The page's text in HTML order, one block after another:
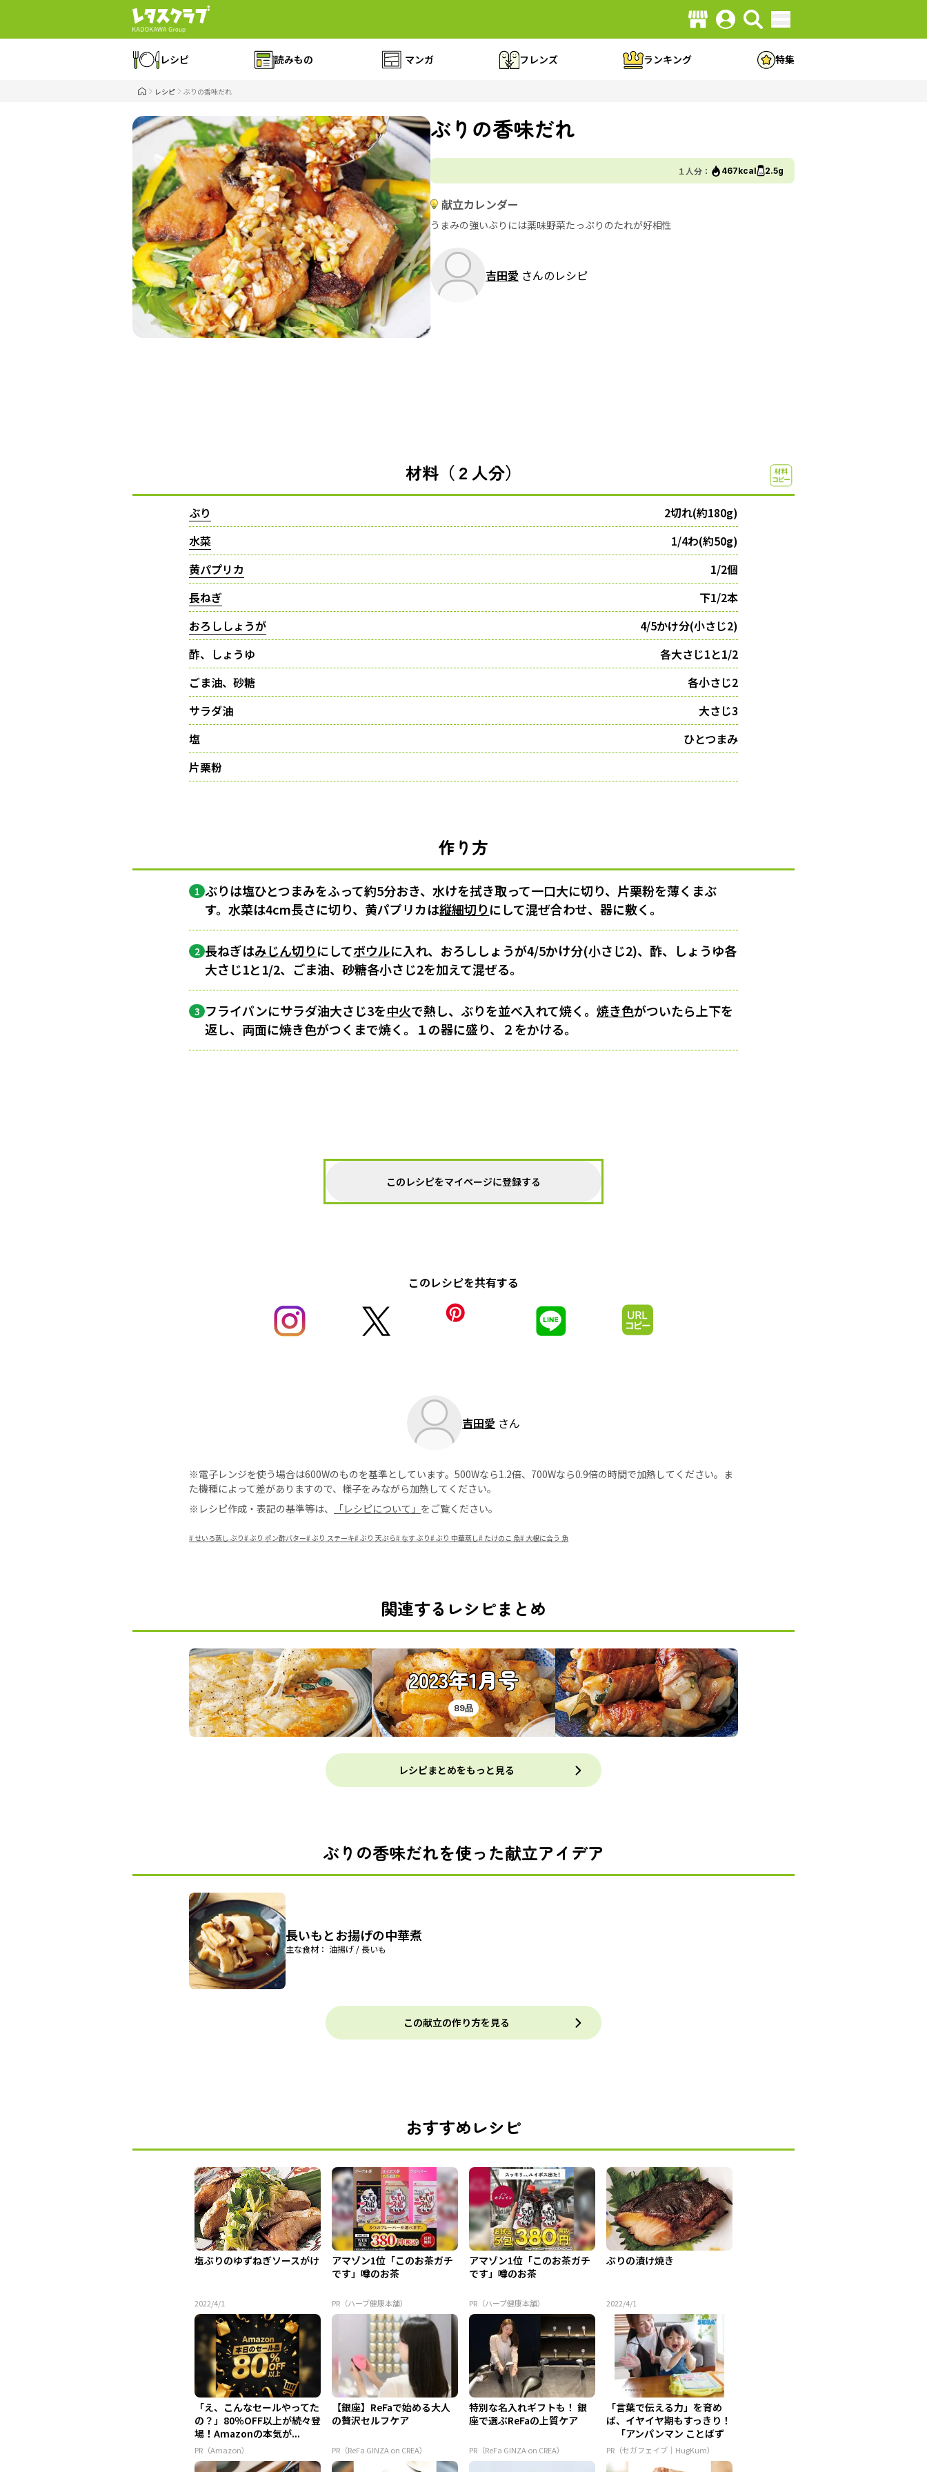
レシピ 読みもの マンガ フレンズ ランキング 特集
レシピ ぶりの香味だれ
ぶりの香味だれ
１人分： 467kcal 2.5g
献立カレンダー
うまみの強いぶりには薬味野菜たっぷりのたれが好相性
吉田愛 さんのレシピ
材料（２人分）
ぶり
2切れ(約180g)
水菜
1/4わ(約50g)
黄パプリカ
1/2個
長ねぎ
下1/2本
おろししょうが
4/5かけ分(小さじ2)
酢、しょうゆ
各大さじ1と1/2
ごま油、砂糖
各小さじ2
サラダ油
大さじ3
塩
ひとつまみ
片栗粉
作り方
1 ぶりは塩ひとつまみをふって約5分おき、水けを拭き取って一口大に切り、片栗粉を薄くまぶ
す。水菜は4cm長さに切り、黄パプリカは縦細切りにして混ぜ合わせ、器に敷く。
2 長ねぎはみじん切りにしてボウルに入れ、おろししょうが4/5かけ分(小さじ2)、酢、しょうゆ各
大さじ1と1/2、ごま油、砂糖各小さじ2を加えて混ぜる。
3 フライパンにサラダ油大さじ3を中火で熱し、ぶりを並べ入れて焼く。焼き色がついたら上下を
返し、両面に焼き色がつくまで焼く。１の器に盛り、２をかける。
このレシピをマイページに登録する
このレシピを共有する
吉田愛 さん
※電子レンジを使う場合は600Wのものを基準としています。500Wなら1.2倍、700Wなら0.9倍の時間で加熱してください。ま
た機種によって差がありますので、様子をみながら加熱してください。
※レシピ作成・表記の基準等は、
「レシピについて」 をご覧ください。
# せいろ蒸し ぶり#ぶり ポン酢バター#ぶり ステーキ#ぶり 天ぷら# なす ぶり#ぶり 中華蒸し# たけのこ 魚# 大根に合う 魚
関連するレシピまとめ
2023年1月号
89品
レシピまとめをもっと見る
ぶりの香味だれを使った献立アイデア
長いもとお揚げの中華煮
主な食材： 油揚げ / 長いも
この献立の作り方を見る
おすすめレシピ
塩ぶりのゆずねぎソースがけ
2022/4/1
アマゾン1位「このお茶ガチ
です」噂のお茶
PR（ハーブ健康本舗）
アマゾン1位「このお茶ガチ
です」噂のお茶
PR（ハーブ健康本舗）
ぶりの漬け焼き
2022/4/1
「え、こんなセールやってた
の？」80％OFF以上が続々登
場！Amazonの本気が...
PR（Amazon）
【銀座】ReFaで始める大人
の贅沢セルフケア
PR（ReFa GINZA on CREA）
特別な名入れギフトも！ 銀
座で選ぶReFaの上質ケア
PR（ReFa GINZA on CREA）
「言葉で伝える力」を育め
ば、イヤイヤ期もすっきり！
「アンパンマン ことばず
かん...
PR（セガフェイブ｜HugKum）